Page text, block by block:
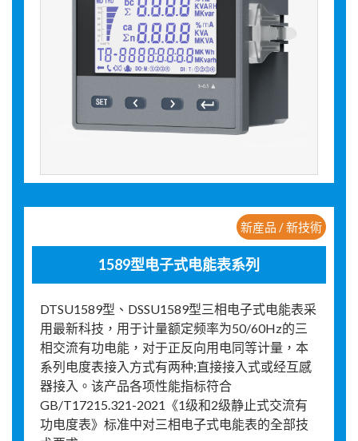
新産品 / 新技術
1589型电子式电能表系列
DTSU1589型、DSSU1589型三相电子式电能表采
用最新科技，用于计量额定频率为50/60Hz的三
相交流有功电能，对于正反向用电同等计量，本
系列电度表接入方式有两种;直接接入式或经互感
器接入。该产品各项性能指标符合
GB/T17215.321-2021《1级和2级静止式交流有
功电度表》标准中对三相电子式电能表的全部技